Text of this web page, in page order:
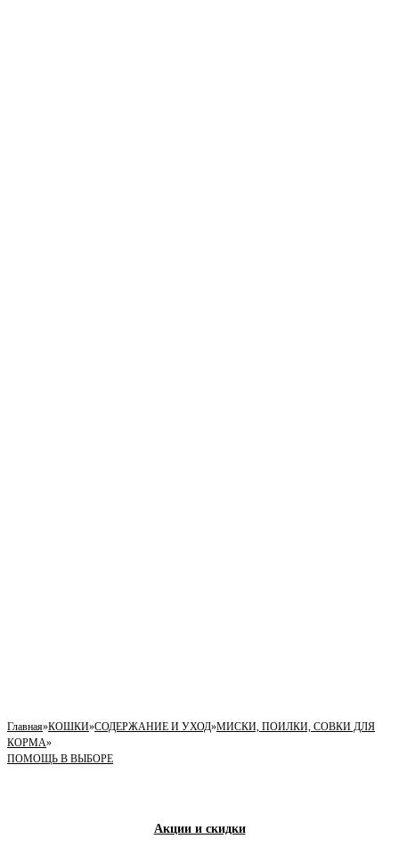
Главная»КОШКИ»СОДЕРЖАНИЕ И УХОД»МИСКИ, ПОИЛКИ, СОВКИ ДЛЯ
КОРМА»
ПОМОЩЬ В ВЫБОРЕ
Акции и скидки